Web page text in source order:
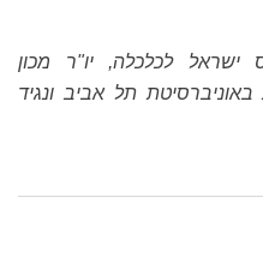
לכלכלה, יו"ר מכון
תל אביב ונגיד